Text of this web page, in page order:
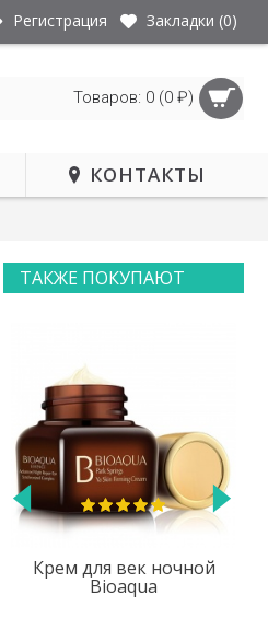
Регистрация Закладки (0)
Товаров: 0 (0 ₽)
КОНТАКТЫ
ТАКЖЕ ПОКУПАЮТ
Крем для век с
экстрактом улитки
Laikou